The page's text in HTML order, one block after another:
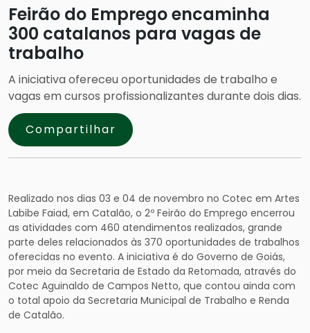
Feirão do Emprego encaminha
300 catalanos para vagas de
trabalho
A iniciativa ofereceu oportunidades de trabalho e
vagas em cursos profissionalizantes durante dois dias.
Compartilhar
Realizado nos dias 03 e 04 de novembro no Cotec em Artes
Labibe Faiad, em Catalão, o 2º Feirão do Emprego encerrou
as atividades com 460 atendimentos realizados, grande
parte deles relacionados às 370 oportunidades de trabalhos
oferecidas no evento. A iniciativa é do Governo de Goiás,
por meio da Secretaria de Estado da Retomada, através do
Cotec Aguinaldo de Campos Netto, que contou ainda com
o total apoio da Secretaria Municipal de Trabalho e Renda
de Catalão.